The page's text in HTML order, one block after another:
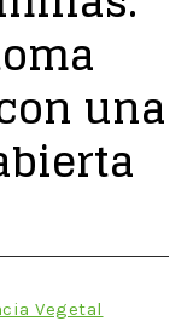
una
Vegetal